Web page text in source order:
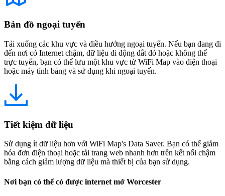
Bản đồ ngoại tuyến
Tải xuống các khu vực và điều hướng ngoại tuyến. Nếu bạn đang đi
đến nơi có Internet chậm, dữ liệu di động đắt đỏ hoặc không thể
trực tuyến, bạn có thể lưu một khu vực từ WiFi Map vào điện thoại
hoặc máy tính bảng và sử dụng khi ngoại tuyến.
Tiết kiệm dữ liệu
Sử dụng ít dữ liệu hơn với WiFi Map's Data Saver. Bạn có thể giảm
hóa đơn điện thoại hoặc tải trang web nhanh hơn trên kết nối chậm
bằng cách giảm lượng dữ liệu mà thiết bị của bạn sử dụng.
Nơi bạn có thể có được internet mở Worcester